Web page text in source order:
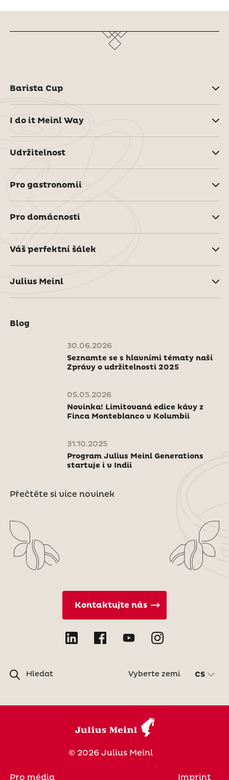
Barista Cup
I do it Meinl Way
Udržitelnost
Pro gastronomii
Pro domácnosti
Váš perfektní šálek
Julius Meinl
Blog
30.06.2026
Seznamte se s hlavními tématy naší
Zprávy o udržitelnosti 2025
05.05.2026
Novinka! Limitovaná edice kávy z
Finca Monteblanco v Kolumbii
31.10.2025
Program Julius Meinl Generations
startuje i v Indii
Přečtěte si více novinek
Hledat
Kontaktujte nás
Vyberte zemi CS
© 2026 Julius Meinl
Pro média Imprint